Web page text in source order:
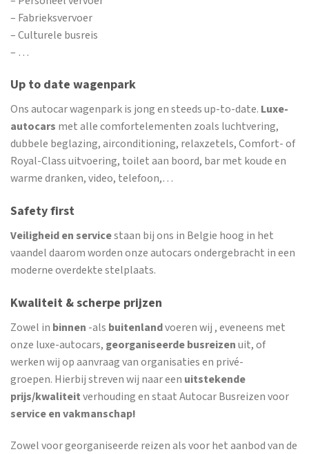
– Fabrieksvervoer
– Culturele busreis
– …
Up to date wagenpark
Ons autocar wagenpark is jong en steeds up-to-date. Luxe-
autocars met alle comfortelementen zoals luchtvering,
dubbele beglazing, airconditioning, relaxzetels, Comfort- of
Royal-Class uitvoering, toilet aan boord, bar met koude en
warme dranken, video, telefoon,…
Safety first
Veiligheid en servicestaan bij ons in Belgie hoog in het
vaandel daarom worden onze autocars ondergebracht in een
moderne overdekte stelplaats.
Kwaliteit & scherpe prijzen
Zowel in binnen -als buitenlandvoeren wij , eveneens met
onze luxe-autocars, georganiseerde busreizenuit, of
werken wij op aanvraag van organisaties en privé-
groepen. Hierbij streven wij naar een uitstekende
prijs/kwaliteitverhouding en staat Autocar Busreizen voor
service en vakmanschap!
Zowel voor georganiseerde reizen als voor het aanbod van de